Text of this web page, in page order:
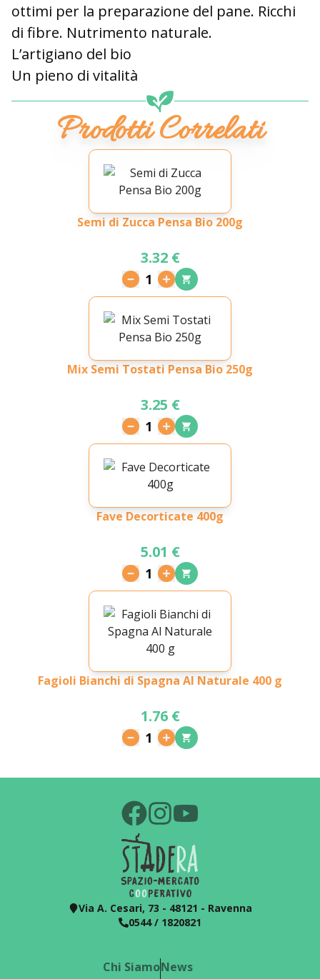
ottimi per la preparazione del pane. Ricchi
di fibre. Nutrimento naturale.
L’artigiano del bio
Un pieno di vitalità
Prodotti Correlati
Semi di Zucca Pensa Bio 200g
3.32 €
1
Mix Semi Tostati Pensa Bio 250g
3.25 €
1
Fave Decorticate 400g
5.01 €
1
Fagioli Bianchi di Spagna Al Naturale 400 g
1.76 €
1
Via A. Cesari, 73 - 48121 - Ravenna
0544 / 1820821
Chi SiamoNews